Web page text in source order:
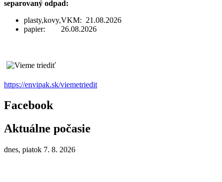
separovaný odpad:
plasty,kovy,VKM: 21.08.2026
papier: 26.08.2026
https://envipak.sk/viemetriedit
Facebook
Aktuálne počasie
dnes, piatok 7. 8. 2026